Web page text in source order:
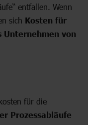
entfallen. Wenn
sich Kosten für
von
für die
Prozessabläufe